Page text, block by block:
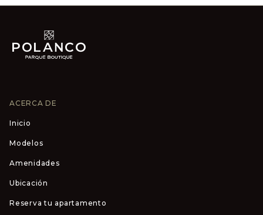
ACERCA DE
Inicio
Modelos
Amenidades
Ubicación
Reserva tu apartamento